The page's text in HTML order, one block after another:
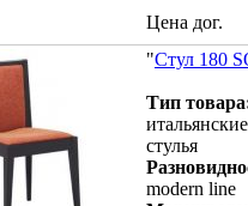
Цена дог.
"Стул 180
Тип
итальянские
стулья
modern line